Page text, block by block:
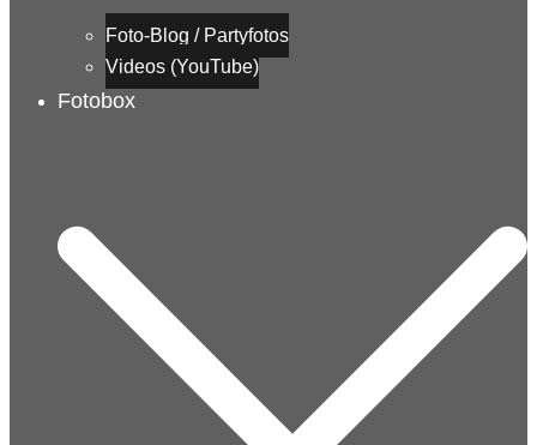
Foto-Blog / Partyfotos
Videos (YouTube)
Fotobox